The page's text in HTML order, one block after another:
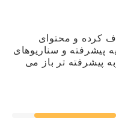
کرده و محتوای
پیشرفته و سناریوهای
پیشرفته تر باز می